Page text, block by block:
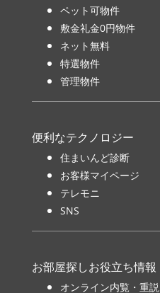
ペット可物件
敷金礼金0円物件
ネット無料
特選物件
管理物件
便利なテクノロジー
住まいんど診断
お客様マイページ
テレモニ
SNS
お部屋探しお役立ち情報
オンライン内覧・重説